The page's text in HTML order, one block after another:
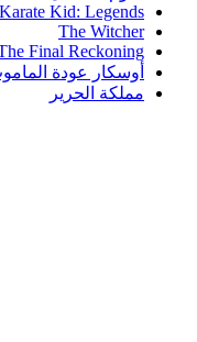
Karate Kid: Legends
The Witcher
Final Reckoning
أوسكار عودة
مملكة الحرير